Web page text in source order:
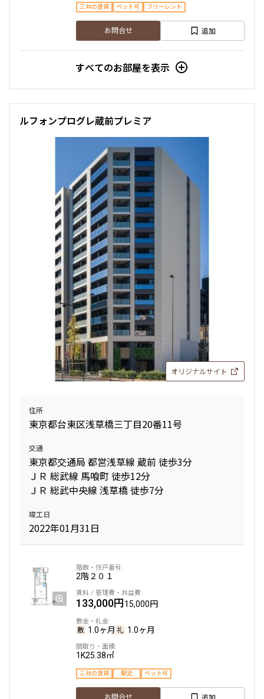
三井の賃貸 ペット可 フリーレント
お問合せ 追加
すべてのお部屋を表示
ルフォンプログレ蔵前プレミア
オリジナルサイト
住所
東京都台東区浅草橋三丁目20番11号
交通
東京都交通局 都営浅草線 蔵前 徒歩3分
ＪＲ 総武線 馬喰町 徒歩12分
ＪＲ 総武中央線 浅草橋 徒歩7分
竣工日
2022年01月31日
2階２０１
133,000円15,000円
1.0ヶ月 1.0ヶ月
1K25.38㎡
三井の賃貸 駅近 ペット可